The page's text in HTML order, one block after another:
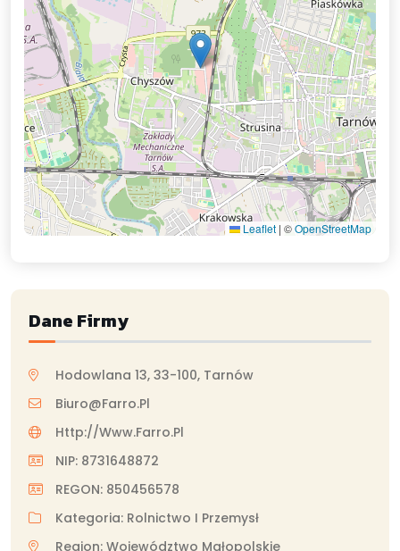
Leaflet | ©OpenStreetMap
Dane Firmy
Hodowlana 13, 33-100, Tarnów
Biuro@farro.pl
Http://www.farro.pl
NIP: 8731648872
REGON: 850456578
Kategoria: Rolnictwo I Przemysł
Region: Województwo Małopolskie